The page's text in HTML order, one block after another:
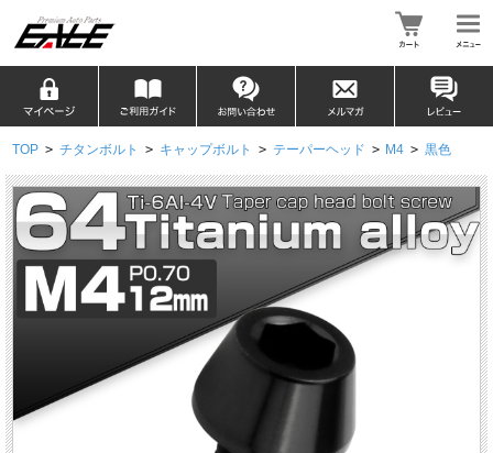
TOP > チタンボルト > キャップボルト > テーパーヘッド > M4 > 黒色